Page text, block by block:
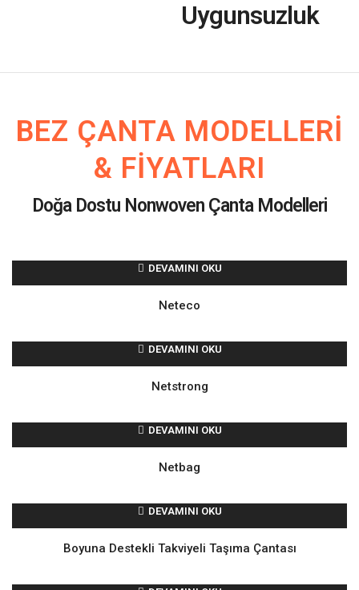
Uygunsuzluk
BEZ ÇANTA MODELLERI
& FIYATLARI
Doğa Dostu Nonwoven Çanta Modelleri
DEVAMINI OKU
Neteco
DEVAMINI OKU
Netstrong
DEVAMINI OKU
Netbag
DEVAMINI OKU
Boyuna Destekli Takviyeli Taşıma Çantası